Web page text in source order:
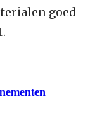
goed